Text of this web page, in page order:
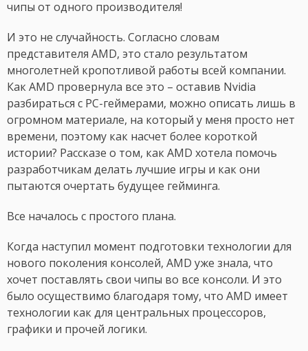
чипы от одного производителя!
И это не случайность. Согласно словам
представителя AMD, это стало результатом
многолетней кропотливой работы всей компании.
Как AMD провернула все это – оставив Nvidia
разбираться с PC-геймерами, можно описать лишь в
огромном материале, на который у меня просто нет
времени, поэтому как насчет более короткой
истории? Рассказе о том, как AMD хотела помочь
разработчикам делать лучшие игры и как они
пытаются очертать будущее гейминга.
Все началось с простого плана.
Когда наступил момент подготовки технологии для
нового поколения консолей, AMD уже знала, что
хочет поставлять свои чипы во все консоли. И это
было осуществимо благодаря тому, что AMD имеет
технологии как для центральных процессоров,
графики и прочей логики.